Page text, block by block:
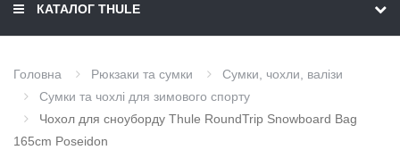
КАТАЛОГ THULE
Головна Рюкзаки та сумки
Сумки, чохли, валізи
Сумки та чохлі для зимового спорту
Чохол для сноуборду Thule RoundTrip Snowboard Bag
165cm Poseidon